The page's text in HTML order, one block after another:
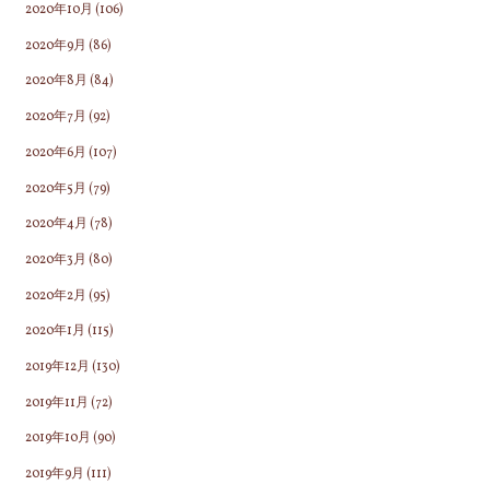
2020年10月 (106)
2020年9月 (86)
2020年8月 (84)
2020年7月 (92)
2020年6月 (107)
2020年5月 (79)
2020年4月 (78)
2020年3月 (80)
2020年2月 (95)
2020年1月 (115)
2019年12月 (130)
2019年11月 (72)
2019年10月 (90)
2019年9月 (111)